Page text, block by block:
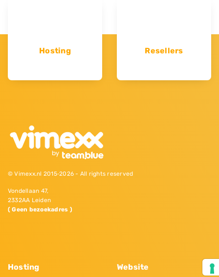
Hosting Resellers
© Vimexx.nl 2015‐2026 - All rights reserved
Vondellaan 47,
2332AA Leiden
( Geen bezoekadres )
Hosting Website